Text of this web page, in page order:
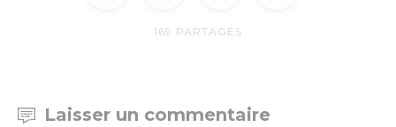
169 PARTAGES
Laisser un commentaire